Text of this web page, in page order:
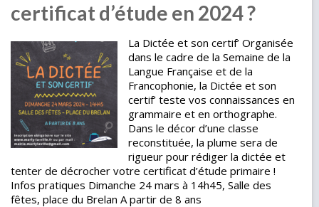
certificat d’étude en 2024 ?
La Dictée et son certif’ Organisée
dans le cadre de la Semaine de la
Langue Française et de la
Francophonie, la Dictée et son
certif’ teste vos connaissances en
grammaire et en orthographe.
Dans le décor d’une classe
reconstituée, la plume sera de
rigueur pour rédiger la dictée et
tenter de décrocher votre certificat d’étude primaire !
Infos pratiques Dimanche 24 mars à 14h45, Salle des
fêtes, place du Brelan A partir de 8 ans